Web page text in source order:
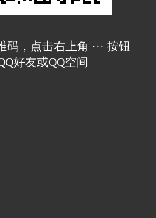
码，点击右上角 ··· 按钮
好友或QQ空间